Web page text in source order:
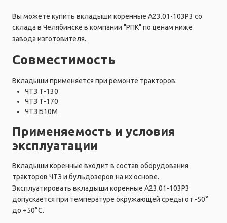
Вы можете купить вкладыши коренные А23.01-103Р3 со
склада в Челябинске в компании "РПК" по ценам ниже
завода изготовителя.
Совместимость
Вкладыши применяется при ремонте тракторов:
ЧТЗ Т-130
ЧТЗ Т-170
ЧТЗ Б10М
Применяемость и условия
эксплуатации
Вкладыши коренные входит в состав оборудования
тракторов ЧТЗ и бульдозеров на их основе.
Эксплуатировать вкладыши коренные А23.01-103Р3
допускается при температуре окружающей среды от -50°
до +50°C.